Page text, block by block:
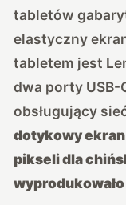
tabletów
elastyczny
tabletem jest
dwa porty USB-
obsługujący
dotykowy
pikseli dla
wyprodukowało